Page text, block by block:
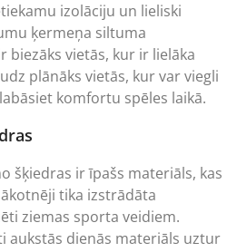
izolāciju un lieliski
ķermeņa siltuma
biezāks vietās, kur ir lielāka
plānāks vietās, kur var viegli
komfortu spēles laikā.
šķiedras ir īpašs materiāls, kas
tika izstrādāta
ziemas sporta veidiem.
aukstās dienās materiāls uztur